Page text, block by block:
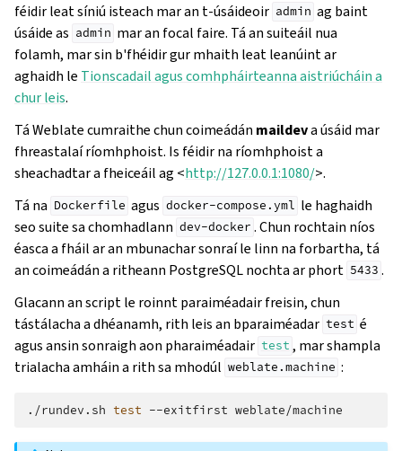
féidir leat síniú isteach mar an t-úsáideoir admin ag baint
úsáide as admin mar an focal faire. Tá an suiteáil nua
folamh, mar sin b'fhéidir gur mhaith leat leanúint ar
aghaidh le Tionscadail agus comhpháirteanna aistriúcháin a
chur leis.
Tá Weblate cumraithe chun coimeádán maildeva úsáid mar
fhreastalaí ríomhphoist. Is féidir na ríomhphoist a
sheachadtar a fheiceáil ag <http://127.0.0.1:1080/>.
Tá na Dockerfile agus docker-compose.yml le haghaidh
seo suite sa chomhadlann dev-docker . Chun rochtain níos
éasca a fháil ar an mbunachar sonraí le linn na forbartha, tá
an coimeádán a ritheann PostgreSQL nochta ar phort 5433 .
Glacann an script le roinnt paraiméadair freisin, chun
tástálacha a dhéanamh, rith leis an bparaiméadar test é
agus ansin sonraigh aon pharaiméadair test , mar shampla
trialacha amháin a rith sa mhodúl weblate.machine :
./rundev.sh test --exitfirst